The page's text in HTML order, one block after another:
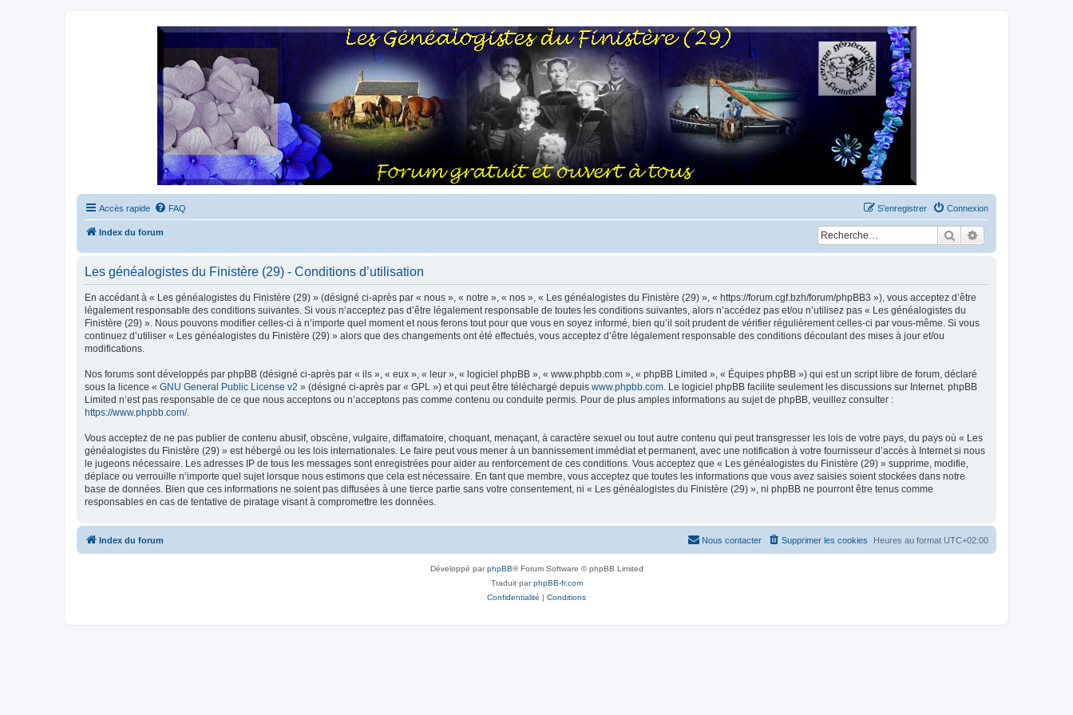
Accès rapide FAQ Connexion
S’enregistrer
Index du forum Rechercher
Les généalogistes du Finistère (29) - Conditions d’utilisation
En accédant à « Les généalogistes du Finistère (29) » (désigné ci-après par « nous », « notre », « nos », « Les généalogistes du Finistère (29) », « https://forum.cgf.bzh/forum/phpBB3 »), vous acceptez d’être
légalement responsable des conditions suivantes. Si vous n’acceptez pas d’être légalement responsable de toutes les conditions suivantes, alors n’accédez pas et/ou n’utilisez pas « Les généalogistes du
Finistère (29) ». Nous pouvons modifier celles-ci à n’importe quel moment et nous ferons tout pour que vous en soyez informé, bien qu’il soit prudent de vérifier régulièrement celles-ci par vous-même. Si vous
continuez d’utiliser « Les généalogistes du Finistère (29) » alors que des changements ont été effectués, vous acceptez d’être légalement responsable des conditions découlant des mises à jour et/ou
modifications.
Nos forums sont développés par phpBB (désigné ci-après par « ils », « eux », « leur », « logiciel phpBB », « www.phpbb.com », « phpBB Limited », « Équipes phpBB ») qui est un script libre de forum, déclaré
sous la licence « GNU General Public License v2 » (désigné ci-après par « GPL ») et qui peut être téléchargé depuis www.phpbb.com. Le logiciel phpBB facilite seulement les discussions sur Internet. phpBB
Limited n’est pas responsable de ce que nous acceptons ou n’acceptons pas comme contenu ou conduite permis. Pour de plus amples informations au sujet de phpBB, veuillez consulter :
https://www.phpbb.com/.
Vous acceptez de ne pas publier de contenu abusif, obscène, vulgaire, diffamatoire, choquant, menaçant, à caractère sexuel ou tout autre contenu qui peut transgresser les lois de votre pays, du pays où « Les
généalogistes du Finistère (29) » est hébergé ou les lois internationales. Le faire peut vous mener à un bannissement immédiat et permanent, avec une notification à votre fournisseur d’accès à Internet si nous
le jugeons nécessaire. Les adresses IP de tous les messages sont enregistrées pour aider au renforcement de ces conditions. Vous acceptez que « Les généalogistes du Finistère (29) » supprime, modifie,
déplace ou verrouille n’importe quel sujet lorsque nous estimons que cela est nécessaire. En tant que membre, vous acceptez que toutes les informations que vous avez saisies soient stockées dans notre
base de données. Bien que ces informations ne soient pas diffusées à une tierce partie sans votre consentement, ni « Les généalogistes du Finistère (29) », ni phpBB ne pourront être tenus comme
responsables en cas de tentative de piratage visant à compromettre les données.
Index du forum Heures au format UTC+02:00
Supprimer les cookies
Nous contacter
Développé parphpBB® Forum Software © phpBB Limited
Traduit parphpBB-fr.com
Confidentialité | Conditions